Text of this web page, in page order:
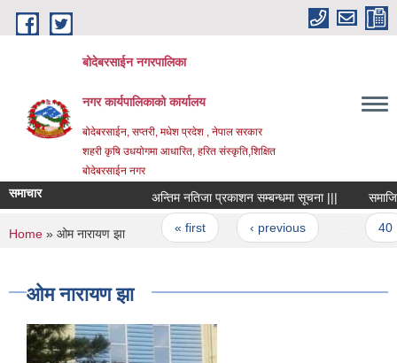
Skip to main content
बोदेबरसाईन नगरपालिका
नगर कार्यपालिकाको कार्यालय
बोदेबरसाईन, सप्तरी, मधेश प्रदेश , नेपाल सरकार
शहरी कृषि उधयोगमा आधारित, हरित संस्कृति,शिक्षित
बोदेबरसाईन नगर
समाचार अन्तिम नतिजा प्रकाशन सम्बन्धमा सूचना |||
Pages
« first ‹ previous
You are here
Home » ओम नारायण झा
ओम नारायण झा